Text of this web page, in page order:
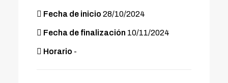
Fecha de inicio 28/10/2024
Fecha de finalización 10/11/2024
Horario -